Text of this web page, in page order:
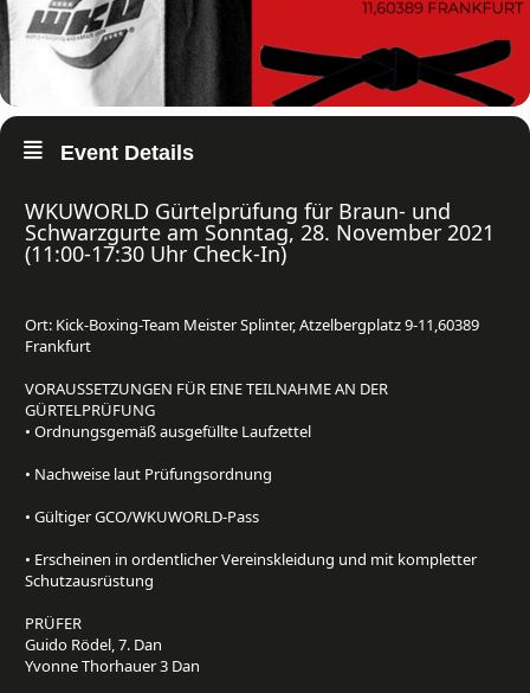
Event Details
WKUWORLD Gürtelprüfung für Braun- und
Schwarzgurte am Sonntag, 28. November 2021
(11:00-17:30 Uhr Check-In)⁠
Ort: Kick-Boxing-Team Meister Splinter, Atzelbergplatz 9-11,60389
Frankfurt⁠
VORAUSSETZUNGEN FÜR EINE TEILNAHME AN DER
GÜRTELPRÜFUNG⁠
• Ordnungsgemäß ausgefüllte Laufzettel⁠
• Nachweise laut Prüfungsordnung⁠
• Gültiger GCO/WKUWORLD-Pass⁠
• Erscheinen in ordentlicher Vereinskleidung und mit kompletter
Schutzausrüstung⁠
PRÜFER ⁠
Guido Rödel, 7. Dan ⁠
Yvonne Thorhauer 3 Dan⁠